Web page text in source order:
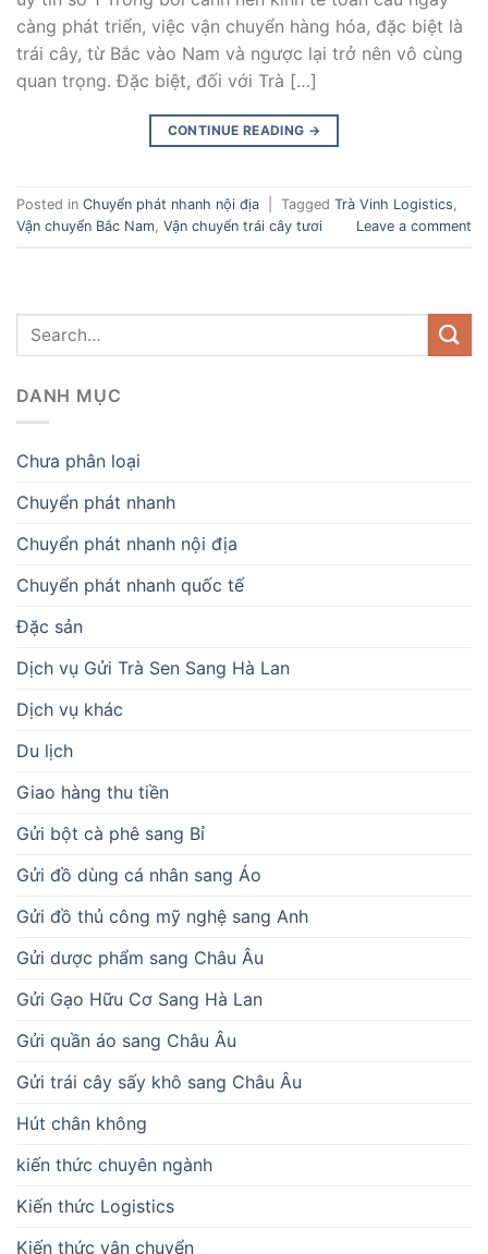
càng phát triển, việc vận chuyển hàng hóa, đặc biệt là
trái cây, từ Bắc vào Nam và ngược lại trở nên vô cùng
quan trọng. Đặc biệt, đối với Trà […]
CONTINUE READING →
Posted in Chuyển phát nhanh nội địa Tagged Trà Vinh Logistics,
Vận chuyển Bắc Nam, Vận chuyển trái cây tươi Leave a comment
DANH MỤC
Chưa phân loại
Chuyển phát nhanh
Chuyển phát nhanh nội địa
Chuyển phát nhanh quốc tế
Đặc sản
Dịch vụ Gửi Trà Sen Sang Hà Lan
Dịch vụ khác
Du lịch
Giao hàng thu tiền
Gửi bột cà phê sang Bỉ
Gửi đồ dùng cá nhân sang Áo
Gửi đồ thủ công mỹ nghệ sang Anh
Gửi dược phẩm sang Châu Âu
Gửi Gạo Hữu Cơ Sang Hà Lan
Gửi quần áo sang Châu Âu
Gửi trái cây sấy khô sang Châu Âu
Hút chân không
kiến thức chuyên ngành
Kiến thức Logistics
Kiến thức vận chuyển